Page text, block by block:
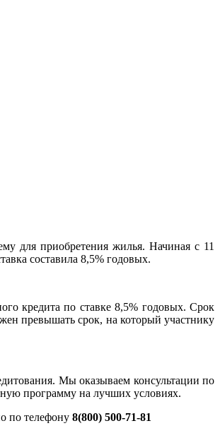
для приобретения жилья. Начиная с 11
составила 8,5% годовых.
кредита по ставке 8,5% годовых. Срок
превышать срок, на который участнику
Мы оказываем консультации по
программу на лучших условиях.
по телефону 8(800) 500-71-81